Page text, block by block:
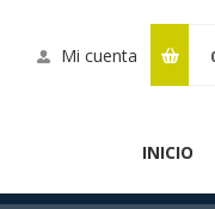
Mi cuenta
INICIO